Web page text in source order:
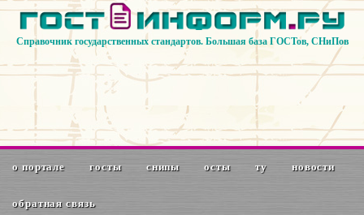
Справочник государственных стандартов. Большая база ГОСТов, СНиПов
о портале госты снипы осты ту новости
обратная связь